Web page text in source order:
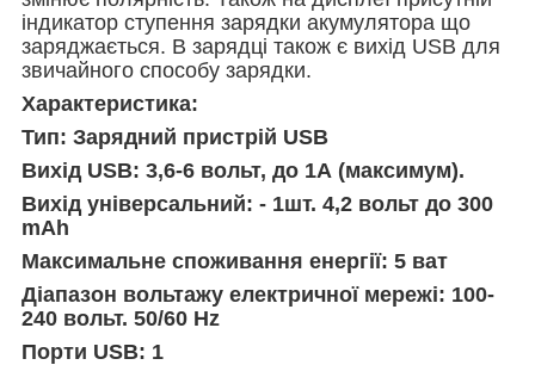
індикатор ступення зарядки акумулятора що
заряджається. В зарядці також є вихід USB для
звичайного способу зарядки.
Характеристика:
Тип: Зарядний пристрій USB
Вихід USB: 3,6-6 вольт, до 1А (максимум).
Вихід універсальний: - 1шт. 4,2 вольт до 300
mAh
Максимальне споживання енергії: 5 ват
Діапазон вольтажу електричної мережі: 100-
240 вольт. 50/60 Hz
Порти USB: 1